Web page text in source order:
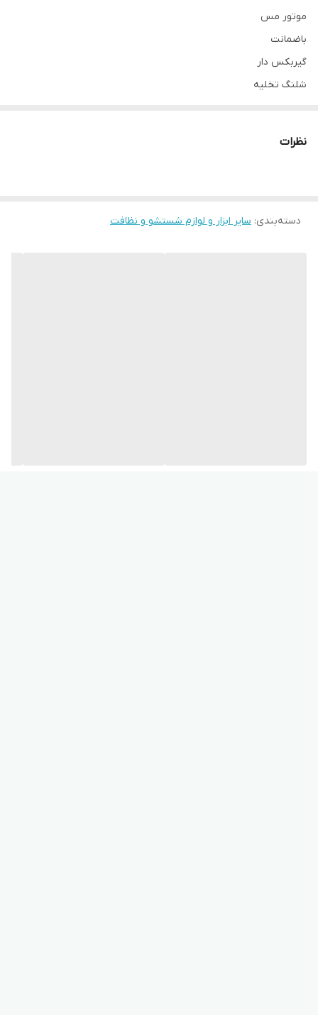
موتور مس
باضمانت
گیربکس دار
شلنگ تخلیه
نظرات
دسته‌بندی: سایر ابزار و لوازم شستشو و نظافت